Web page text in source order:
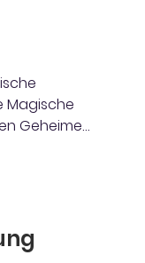
Magische
Geheime…